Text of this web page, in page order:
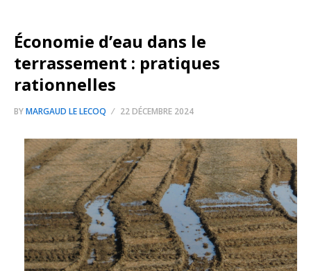
Économie d’eau dans le
terrassement : pratiques
rationnelles
BYMARGAUD LE LECOQ 22 DÉCEMBRE 2024